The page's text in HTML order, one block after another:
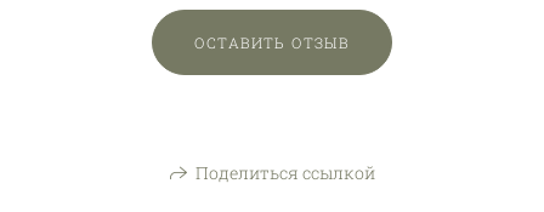
ОСТАВИТЬ ОТЗЫВ
Поделиться ссылкой